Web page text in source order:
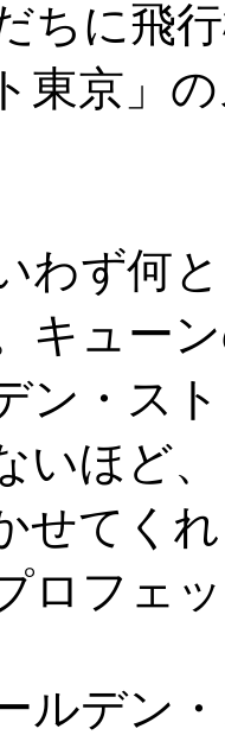
ちに飛
東京」
わず何
キュー
ン・ス
いほど
せてく
ロフェ
ルデン